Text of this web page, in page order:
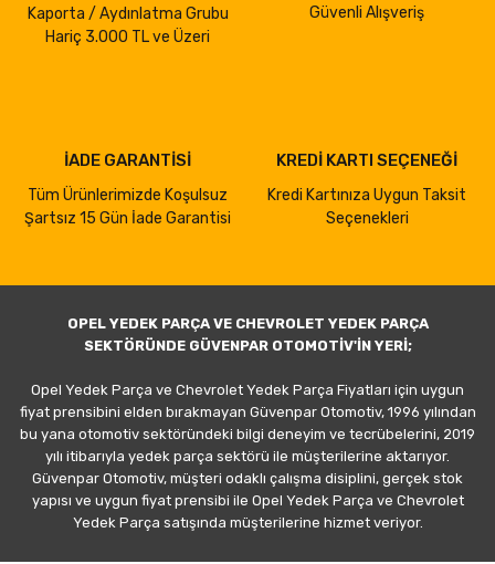
Kaporta / Aydınlatma Grubu
Hariç 3.000 TL ve Üzeri
Güvenli Alışveriş
İADE GARANTİSİ
Tüm Ürünlerimizde Koşulsuz
Şartsız 15 Gün İade Garantisi
KREDİ KARTI SEÇENEĞİ
Kredi Kartınıza Uygun Taksit
Seçenekleri
OPEL YEDEK PARÇA VE CHEVROLET YEDEK PARÇA
SEKTÖRÜNDE GÜVENPAR OTOMOTİV'İN YERİ;
Opel Yedek Parça ve Chevrolet Yedek Parça Fiyatları için uygun
fiyat prensibini elden bırakmayan Güvenpar Otomotiv, 1996 yılından
bu yana otomotiv sektöründeki bilgi deneyim ve tecrübelerini, 2019
yılı itibarıyla yedek parça sektörü ile müşterilerine aktarıyor.
Güvenpar Otomotiv, müşteri odaklı çalışma disiplini, gerçek stok
yapısı ve uygun fiyat prensibi ile Opel Yedek Parça ve Chevrolet
Yedek Parça satışında müşterilerine hizmet veriyor.